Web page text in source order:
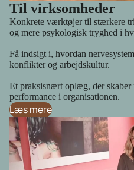
Til virksomheder
Konkrete værktøjer til stærkere
og mere psykologisk tryghed i
Få indsigt i, hvordan
konflikter og arbejdskultur.
Et praksisnært oplæg, der
performance i organisationen.
Læs mere